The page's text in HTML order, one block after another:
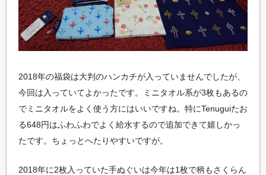
2018年の福袋は大判のハンカチが入っていませんでしたが、
今回は入っていてよかったです。ミニタオル系が3枚もあるの
でミニタオルをよく使う方にはいいですね。特にTenuguiたお
る648円はふわふわでよく給水するので追加できて嬉しかっ
たです。ちょっとへたりやすいですが。
2018年に2枚入っていた手ぬぐいは今年は1枚で柄もさくらん